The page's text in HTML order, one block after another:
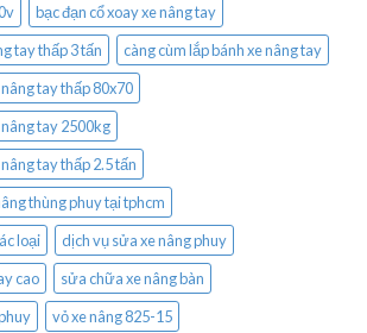
bạc đạn cổ xoay xe nâng tay
tay thấp 3 tấn
càng cùm lắp bánh xe nâng tay
tay thấp 80x70
tay 2500kg
tay thấp 2.5 tấn
thùng phuy tại tphcm
loại
dịch vụ sửa xe nâng phuy
cao
sửa chữa xe nâng bàn
vỏ xe nâng 825-15